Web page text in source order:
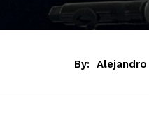
By: